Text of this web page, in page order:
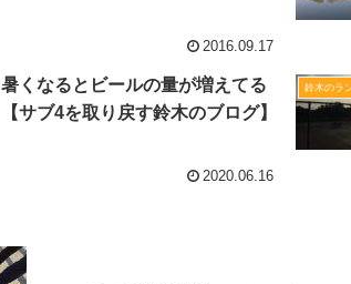
2016.09.17
暑くなるとビールの量が増えてる
【サブ4を取り戻す鈴木のブログ】‬
2020.06.16